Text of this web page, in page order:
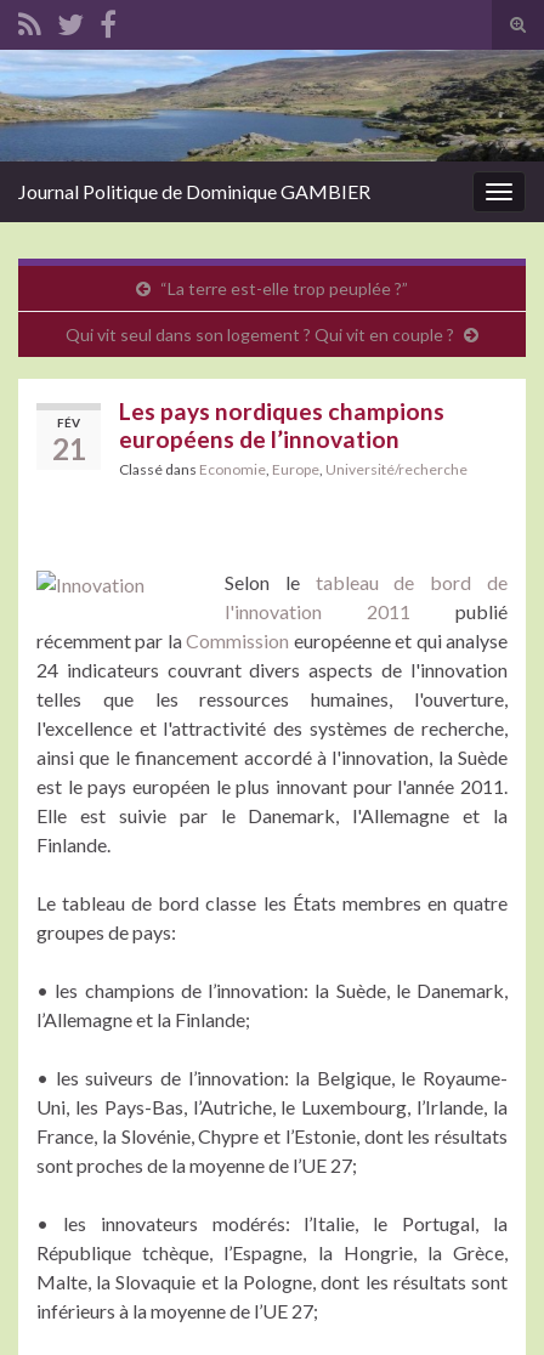
Search for:
Journal Politique de Dominique GAMBIER
“La terre est-elle trop peuplée ?”
Qui vit seul dans son logement ? Qui vit en couple ?
FÉV
21
Les pays nordiques champions
européens de l’innovation
Classé dans Economie Europe Université/recherche
Selon le tableau de bord de
l'innovation 2011
publié
récemment par laCommission européenne et qui analyse
24 indicateurs couvrant divers aspects de l'innovation
telles que les ressources humaines, l'ouverture,
l'excellence et l'attractivité des systèmes de recherche,
ainsi que le financement accordé à l'innovation, la Suède
est le pays européen le plus innovant pour l'année 2011.
Elle est suivie par le Danemark, l'Allemagne et la
Finlande.
Le tableau de bord classe les États membres en quatre
groupes de pays:
• les champions de l’innovation: la Suède, le Danemark,
l’Allemagne et la Finlande;
• les suiveurs de l’innovation: la Belgique, le Royaume-
Uni, les Pays-Bas, l’Autriche, le Luxembourg, l’Irlande, la
France, la Slovénie, Chypre et l’Estonie, dont les résultats
sont proches de la moyenne de l’UE 27;
• les innovateurs modérés: l’Italie, le Portugal, la
République tchèque, l’Espagne, la Hongrie, la Grèce,
Malte, la Slovaquie et la Pologne, dont les résultats sont
inférieurs à la moyenne de l’UE 27;